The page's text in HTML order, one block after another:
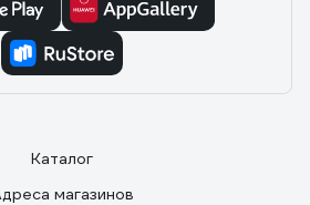
Каталог
магазинов